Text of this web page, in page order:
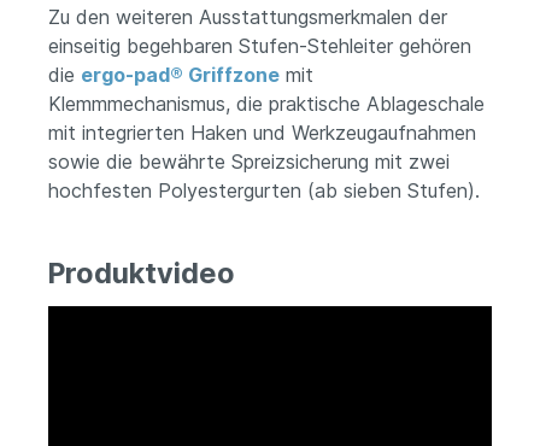
Zu den weiteren Ausstattungsmerkmalen der
einseitig begehbaren Stufen-Stehleiter gehören
die ergo-pad® Griffzone mit
Klemmmechanismus, die praktische Ablageschale
mit integrierten Haken und Werkzeugaufnahmen
sowie die bewährte Spreizsicherung mit zwei
hochfesten Polyestergurten (ab sieben Stufen).
Produktvideo